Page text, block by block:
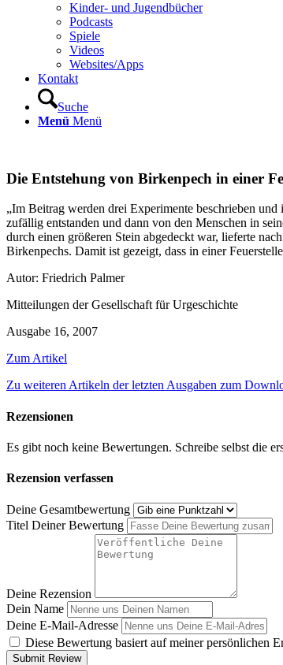
Kinder- und Jugendbücher
Podcasts
Spiele
Videos
Websites/Apps
Kontakt
Suche
Menü Menü
Die Entstehung von Birkenpech in einer
„Im Beitrag werden drei Experimente beschrieben
zufällig entstanden und dann von den Menschen in
durch einen größeren Stein abgedeckt war, lieferte
Birkenpechs. Damit ist gezeigt, dass in einer
Autor: Friedrich Palmer
Mitteilungen der Gesellschaft für Urgeschichte
Ausgabe 16, 2007
Zum Artikel
Zu weiteren Artikeln der letzten Ausgaben zum
Rezensionen
Es gibt noch keine Bewertungen. Schreibe selbst die
Rezension verfassen
Deine Gesamtbewertung
Titel Deiner Bewertung
Deine Rezension
Dein Name
Deine E-Mail-Adresse
Diese Bewertung basiert auf meiner persönlichen
Submit Review